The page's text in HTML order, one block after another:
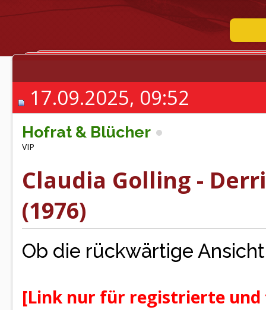
17.09.2025, 09:52
Hofrat & Blücher
VIP
Claudia Golling -
(1976)
Ob die rückwärtige
[Link nur für registrierte